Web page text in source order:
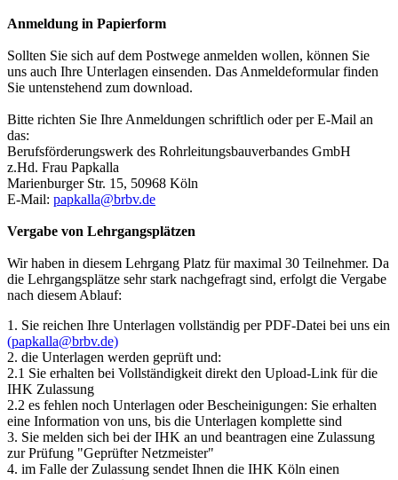
Anmeldung in Papierform
Sollten Sie sich auf dem Postwege anmelden wollen, können Sie
uns auch Ihre Unterlagen einsenden. Das Anmeldeformular finden
Sie untenstehend zum download.
Bitte richten Sie Ihre Anmeldungen schriftlich oder per E-Mail an
das:
Berufsförderungswerk des Rohrleitungsbauverbandes GmbH
z.Hd. Frau Papkalla
Marienburger Str. 15, 50968 Köln
E-Mail: papkalla@brbv.de
Vergabe von Lehrgangsplätzen
Wir haben in diesem Lehrgang Platz für maximal 30 Teilnehmer. Da
die Lehrgangsplätze sehr stark nachgefragt sind, erfolgt die Vergabe
nach diesem Ablauf:
1. Sie reichen Ihre Unterlagen vollständig per PDF-Datei bei uns ein
(papkalla@brbv.de)
2. die Unterlagen werden geprüft und:
2.1 Sie erhalten bei Vollständigkeit direkt den Upload-Link für die
IHK Zulassung
2.2 es fehlen noch Unterlagen oder Bescheinigungen: Sie erhalten
eine Information von uns, bis die Unterlagen komplette sind
3. Sie melden sich bei der IHK an und beantragen eine Zulassung
zur Prüfung "Geprüfter Netzmeister"
4. im Falle der Zulassung sendet Ihnen die IHK Köln einen